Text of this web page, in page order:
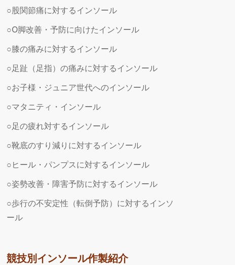
○股関節痛に対するインソール
○O脚改善・予防に向けたインソール
○膝の痛みに対するインソール
○足趾（足指）の痛みに対するインソール
○お子様・ジュニア世代へのインソール
○マタニティ・インソール
○足の疲れ対するインソール
○靴底のすり減りに対するインソール
○ヒール・パンプスに対するインソール
○姿勢改善・障害予防に対するインソール
○歩行の不安定性（転倒予防）に対するインソ
ール
競技別インソール作製紹介